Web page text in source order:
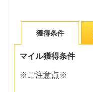
獲得条件
マイル獲得条件
※ご注意点※